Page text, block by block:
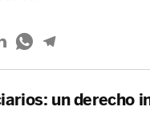
un derecho